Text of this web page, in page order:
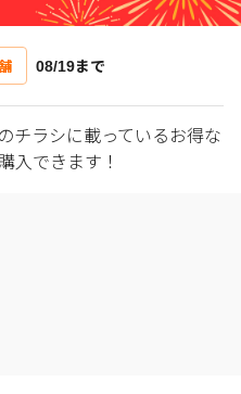
08/19まで
チラシに載っているお得な
入できます！